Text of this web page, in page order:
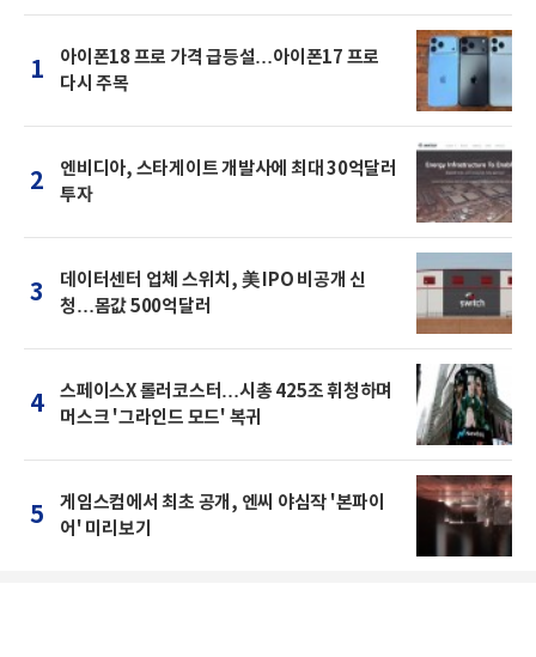
1
아이폰18 프로 가격 급등설…아이폰17 프로
다시 주목
2
엔비디아, 스타게이트 개발사에 최대 30억달러
투자
3
데이터센터 업체 스위치, 美 IPO 비공개 신
청…몸값 500억달러
4
스페이스X 롤러코스터…시총 425조 휘청하며
머스크 '그라인드 모드' 복귀
5
게임스컴에서 최초 공개, 엔씨 야심작 '본파이
어' 미리보기